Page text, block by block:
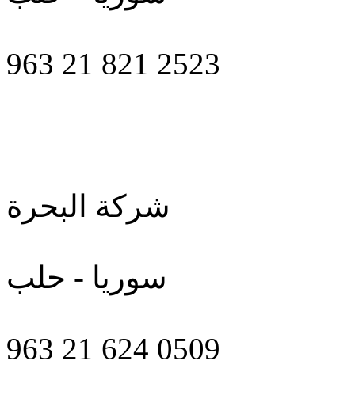
963 21 821 2523
شركة البحرة
سوريا - حلب
963 21 624 0509